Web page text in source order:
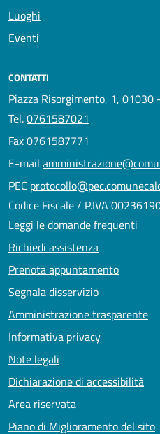
Luoghi
Eventi
CONTATTI
Piazza Risorgimento, 1, 01030
Tel.0761587021
Fax0761587771
E-mail
PEC
Codice Fiscale / P.IVA
Leggi le domande frequenti
Richiedi assistenza
Prenota appuntamento
Segnala disservizio
Amministrazione trasparente
Informativa privacy
Note legali
Dichiarazione di accessibilità
Area riservata
Piano di Miglioramento del sito